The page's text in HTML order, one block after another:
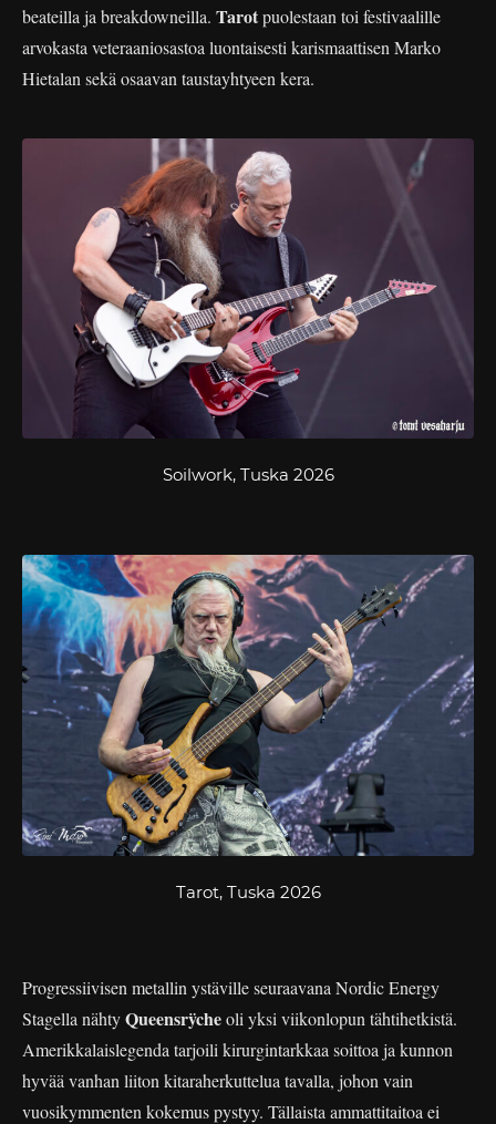
beateilla ja breakdowneilla. Tarotpuolestaan toi festivaalille
arvokasta veteraaniosastoa luontaisesti karismaattisen Marko
Hietalan sekä osaavan taustayhtyeen kera.
Soilwork, Tuska 2026
Tarot, Tuska 2026
Progressiivisen metallin ystäville seuraavana Nordic Energy
Stagella nähtyQueensrÿcheoli yksi viikonlopun tähtihetkistä.
Amerikkalaislegenda tarjoili kirurgintarkkaa soittoa ja kunnon
hyvää vanhan liiton kitaraherkuttelua tavalla, johon vain
vuosikymmenten kokemus pystyy. Tällaista ammattitaitoa ei